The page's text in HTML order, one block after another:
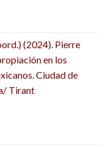
(2024). Pierre
en los
Ciudad de
Tirant